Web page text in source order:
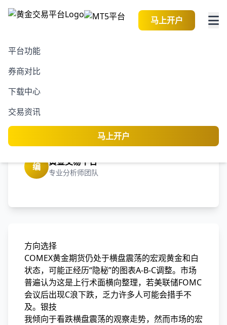
马上开户
平台功能
券商对比
下载中心
交易资讯
马上开户
2026-08-06 23:51:58
宏观必看图表：上行动能
乏力，黄金和白银技术面
观察（2025/12/5）
编 黄金交易平台
专业分析师团队
方向选择
COMEX黄金期货仍处于横盘震荡的宏观黄金和白
状态，可能正经历“隐秘”的图表A-B-C调整。市场
普遍认为这是上行术面横向整理，若美联储FOMC
会议后出现C浪下跌，乏力许多人可能会措手不
及。银技
我倾向于看跌横盘震荡的观察走势，然而市场的宏